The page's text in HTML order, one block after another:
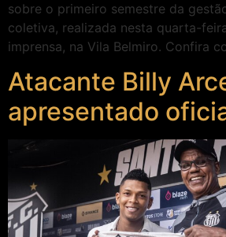
sobre o primeiro semestre da
coletiva, realizada nesta quarta-
imprensa, na Vila Belmiro. Confira
Atacante Billy
apresentado